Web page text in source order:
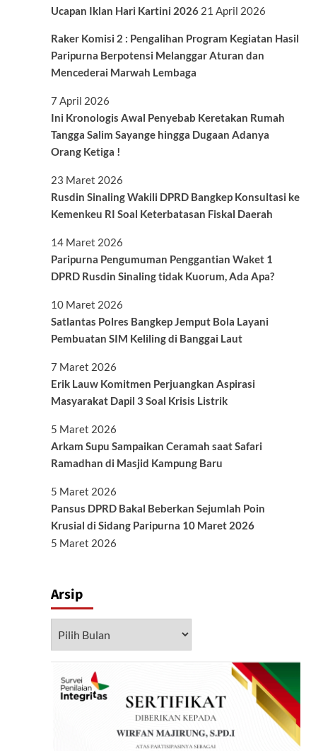
Ucapan Iklan Hari Kartini 2026 21 April 2026
Raker Komisi 2 : Pengalihan Program Kegiatan Hasil
Paripurna Berpotensi Melanggar Aturan dan
Mencederai Marwah Lembaga
7 April 2026
Ini Kronologis Awal Penyebab Keretakan Rumah
Tangga Salim Sayange hingga Dugaan Adanya
Orang Ketiga !
23 Maret 2026
Rusdin Sinaling Wakili DPRD Bangkep Konsultasi ke
Kemenkeu RI Soal Keterbatasan Fiskal Daerah
14 Maret 2026
Paripurna Pengumuman Penggantian Waket 1
DPRD Rusdin Sinaling tidak Kuorum, Ada Apa?
10 Maret 2026
Satlantas Polres Bangkep Jemput Bola Layani
Pembuatan SIM Keliling di Banggai Laut
7 Maret 2026
Erik Lauw Komitmen Perjuangkan Aspirasi
Masyarakat Dapil 3 Soal Krisis Listrik
5 Maret 2026
Arkam Supu Sampaikan Ceramah saat Safari
Ramadhan di Masjid Kampung Baru
5 Maret 2026
Pansus DPRD Bakal Beberkan Sejumlah Poin
Krusial di Sidang Paripurna 10 Maret 2026
5 Maret 2026
Arsip